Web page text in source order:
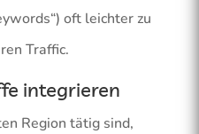
oft leichter zu
Traffic.
integrieren
Region tätig sind,